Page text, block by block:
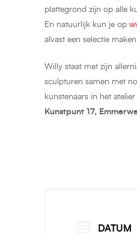
plattegrond zijn op alle
En natuurlijk kun je op
alvast een selectie
Willy staat met zijn
sculpturen samen met
kunstenaars in het
Kunstpunt 17,
DATUM